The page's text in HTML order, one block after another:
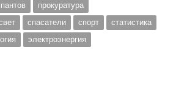
прокуратура
спасатели спорт
статистика
электроэнергия